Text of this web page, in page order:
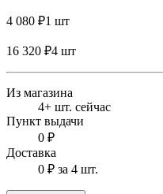
4 080 ₽1 шт
16 320 ₽4 шт
Из магазина
4+ шт. сейчас
Пункт выдачи
0 ₽
Доставка
0 ₽ за 4 шт.